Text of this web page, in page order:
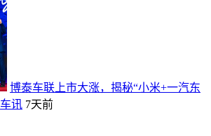
博泰车联上市大涨，揭秘“小米+一汽东
车讯 7天前